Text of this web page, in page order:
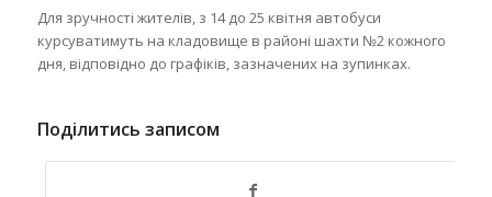
Для зручності жителів, з 14 до 25 квітня автобуси
курсуватимуть на кладовище в районі шахти №2 кожного
дня, відповідно до графіків, зазначених на зупинках.
Поділитись записом